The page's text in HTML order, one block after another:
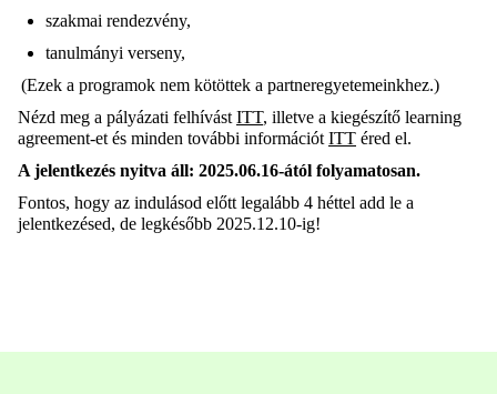
szakmai rendezvény,
tanulmányi verseny,
(Ezek a programok nem kötöttek a partneregyetemeinkhez.)
Nézd meg a pályázati felhívást ITT, illetve a kiegészítő learning
agreement-et és minden további információt ITT éred el.
A jelentkezés nyitva áll: 2025.06.16-ától folyamatosan.
Fontos, hogy az indulásod előtt legalább 4 héttel add le a
jelentkezésed, de legkésőbb 2025.12.10-ig!